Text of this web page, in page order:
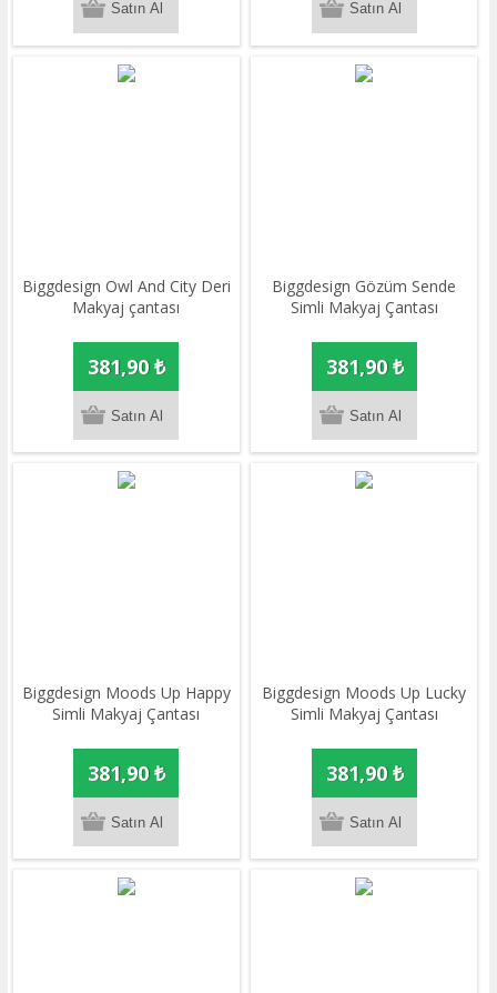
Biggdesign Owl And City Deri
Makyaj çantası
381,90 ₺
Biggdesign Gözüm Sende
Simli Makyaj Çantası
381,90 ₺
Biggdesign Moods Up Happy
Simli Makyaj Çantası
381,90 ₺
Biggdesign Moods Up Lucky
Simli Makyaj Çantası
381,90 ₺